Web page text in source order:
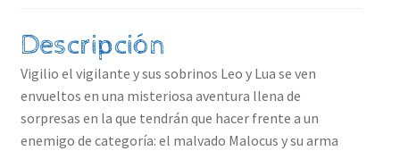
Descripción
Vigilio el vigilante y sus sobrinos Leo y Lua se ven
envueltos en una misteriosa aventura llena de
sorpresas en la que tendrán que hacer frente a un
enemigo de categoría: el malvado Malocus y su arma